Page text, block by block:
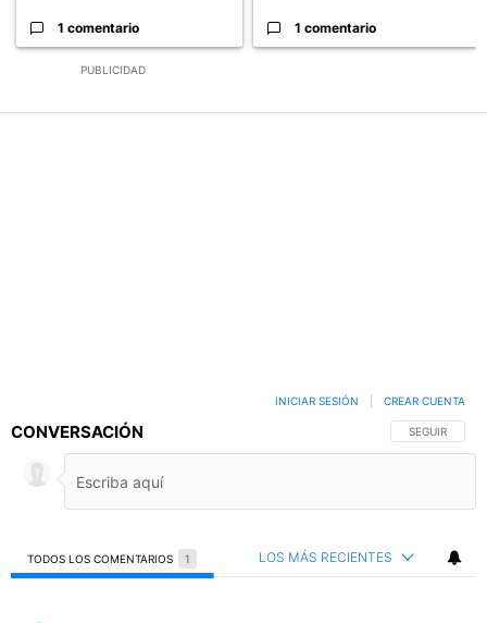
PUBLICIDAD
1 comentario 1 comentario
CONVERSACIÓN SIGA ESTA
SEGUIR
INICIAR SESIÓN CREAR CUENTA
TODOS LOS COMENTARIOS 1 LOS MÁS RECIENTES